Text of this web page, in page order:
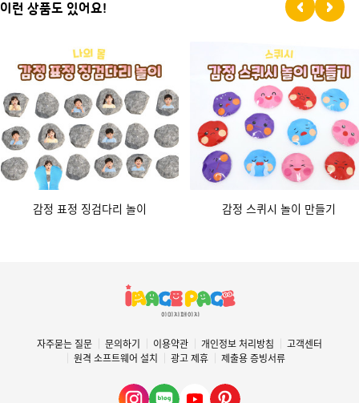
이런 상품도 있어요!
감정 표정 징검다리 놀이 감정 스퀴시 놀이 만들기
자주묻는 질문 문의하기 이용약관 개인정보 처리방침
고객센터
원격 소프트웨어 설치
광고 제휴 제출용 증빙서류